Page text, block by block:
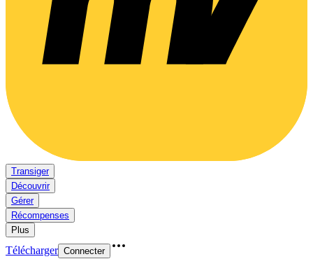
Transiger
Découvrir
Gérer
Récompenses
Plus
Télécharger Connecter